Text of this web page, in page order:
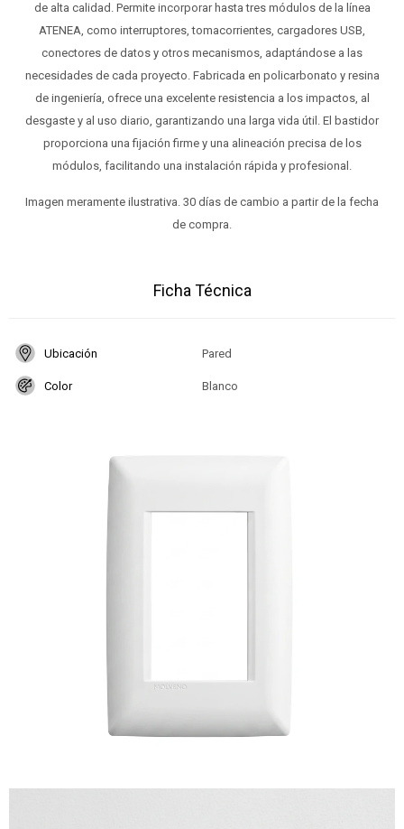
de alta calidad. Permite incorporar hasta tres módulos de la línea
ATENEA, como interruptores, tomacorrientes, cargadores USB,
conectores de datos y otros mecanismos, adaptándose a las
necesidades de cada proyecto. Fabricada en policarbonato y resina
de ingeniería, ofrece una excelente resistencia a los impactos, al
desgaste y al uso diario, garantizando una larga vida útil. El bastidor
proporciona una fijación firme y una alineación precisa de los
módulos, facilitando una instalación rápida y profesional.
Imagen meramente ilustrativa. 30 días de cambio a partir de la fecha
de compra.
Ficha Técnica
Ubicación Pared
Color Blanco